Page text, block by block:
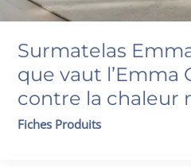
Surmatelas
que vaut l’Emma
contre la chaleur
Fiches Produits